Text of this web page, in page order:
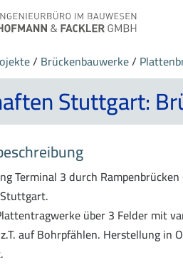
/ Brückenbauwerke/
Stuttgart:
Terminal 3 durch
über 3 Felder mit
auf Bohrpfählen. Herstellung in